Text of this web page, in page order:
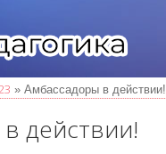
» Амбассадоры в действии!
действии!